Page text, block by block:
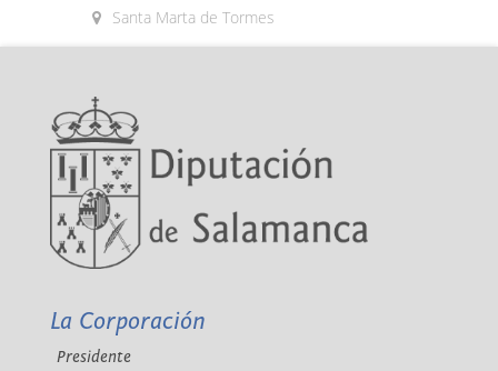
Santa Marta de Tormes
La Corporación
Presidente